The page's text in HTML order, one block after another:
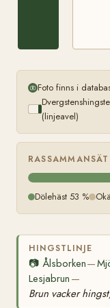
Foto finns i
(linjeavel)
Dölehäst 53 %
HINGSTLINJE
📷 Ålsborken—
Lesjabrun —
Brun vacker